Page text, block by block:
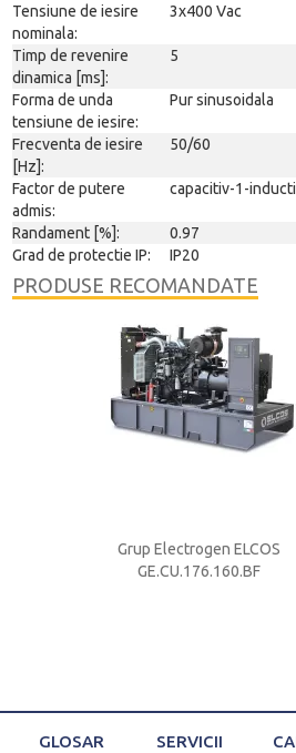
Tensiune de iesire
nominala:
3x400 Vac
Timp de revenire
dinamica [ms]:
5
Forma de unda
tensiune de iesire:
Pur sinusoidala
Frecventa de iesire
[Hz]:
50/60
Factor de putere
admis:
capacitiv-1-
Randament [%]:
0.97
Grad de protectie IP:
IP20
PRODUSE RECOMANDATE
Grup Electrogen ELCOS
GE.CU.176.160.BF
GLOSAR
SERVICII